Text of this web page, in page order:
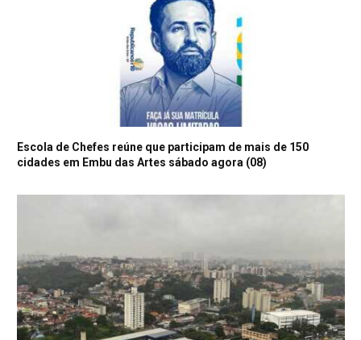
Escola de Chefes reúne que participam de mais de 150
cidades em Embu das Artes sábado agora (08)